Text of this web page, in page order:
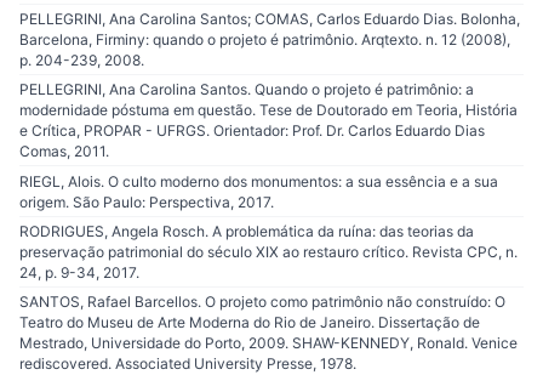
PELLEGRINI, Ana Carolina Santos; COMAS, Carlos Eduardo Dias. Bolonha,
Barcelona, Firminy: quando o projeto é patrimônio. Arqtexto. n. 12 (2008),
p. 204-239, 2008.
PELLEGRINI, Ana Carolina Santos. Quando o projeto é patrimônio: a
modernidade póstuma em questão. Tese de Doutorado em Teoria, História
e Crítica, PROPAR - UFRGS. Orientador: Prof. Dr. Carlos Eduardo Dias
Comas, 2011.
RIEGL, Alois. O culto moderno dos monumentos: a sua essência e a sua
origem. São Paulo: Perspectiva, 2017.
RODRIGUES, Angela Rosch. A problemática da ruína: das teorias da
preservação patrimonial do século XIX ao restauro crítico. Revista CPC, n.
24, p. 9-34, 2017.
SANTOS, Rafael Barcellos. O projeto como patrimônio não construído: O
Teatro do Museu de Arte Moderna do Rio de Janeiro. Dissertação de
Mestrado, Universidade do Porto, 2009. SHAW-KENNEDY, Ronald. Venice
rediscovered. Associated University Presse, 1978.